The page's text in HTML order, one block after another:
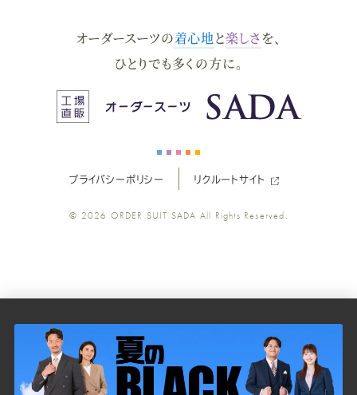
ー
ス
ツ
公
式
ー
ス
ー
公
式
ー
ス
ー
ツ
公
式
ー
ス
ツ
公
式
ス
ツ
公
式
オーダースーツの着心地と楽しさ を、
ひとりでも多くの方に。
プライバシーポリシー リクルートサイト
© 2026 ORDER SUIT SADA All Rights Reserved.